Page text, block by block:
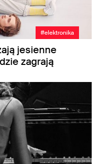
#elektronika
jesienne
zagrają